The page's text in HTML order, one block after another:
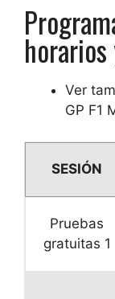
horarios
Ver
GP F1
SESIÓN
Pruebas
gratuitas 1